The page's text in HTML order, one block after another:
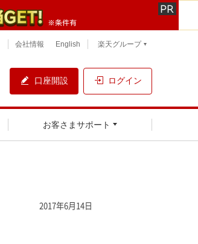
口座開設 ログイン
お客さまサポート
会社情報 English 楽天グループ
2017年6月14日